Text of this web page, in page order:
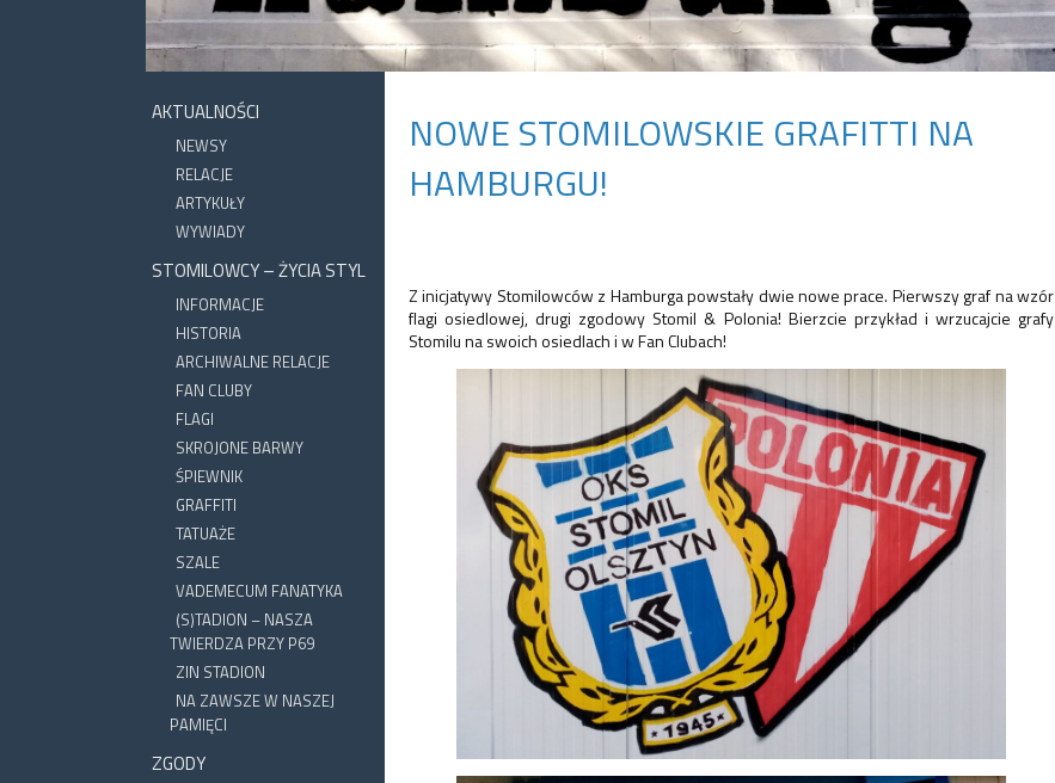
AKTUALNOŚCI
NEWSY
RELACJE
ARTYKUŁY
WYWIADY
STOMILOWCY – ŻYCIA STYL
INFORMACJE
HISTORIA
ARCHIWALNE RELACJE
FAN CLUBY
FLAGI
SKROJONE BARWY
ŚPIEWNIK
GRAFFITI
TATUAŻE
SZALE
VADEMECUM FANATYKA
(S)TADION – NASZA
TWIERDZA PRZY P69
ZIN STADION
NA ZAWSZE W NASZEJ
PAMIĘCI
ZGODY
NOWE STOMILOWSKIE GRAFITTI NA
HAMBURGU!
Z inicjatywy Stomilowców z Hamburga powstały dwie nowe prace. Pierwszy graf na wzór
flagi osiedlowej, drugi zgodowy Stomil & Polonia! Bierzcie przykład i wrzucajcie grafy
Stomilu na swoich osiedlach i w Fan Clubach!